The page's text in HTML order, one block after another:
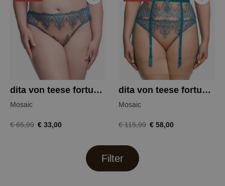
dita von teese fortunia slip
Mosaic
€ 65,99 € 33,00
dita von teese fortunia jarretel
Mosaic
€ 115,99 € 58,00
Filter